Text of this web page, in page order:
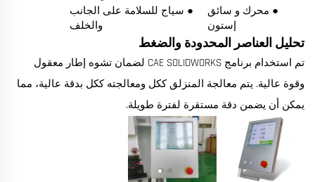
● محرك و سائق
إستون
● سياج للسلامة على الجانب
والخلف
تحليل العناصر المحدودة والضغط
تم استخدام برنامج CAE SOLIDWORKS لضمان تشوه إطار معقول
وقوة عالية. يتم معالجة المنزلق ككل ومعالجته ككل بدقة عالية، مما
يمكن أن يضمن دقة مستقرة لفترة طويلة.